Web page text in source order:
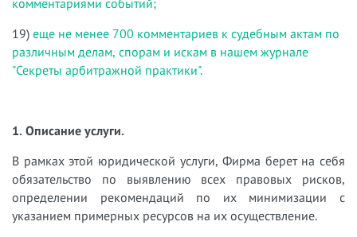
комментариями событий;
19) еще не менее 700 комментариев к судебным актам по
различным делам, спорам и искам в нашем журнале
"Секреты арбитражной практики".
1. Описание услуги.
В рамках этой юридической услуги, Фирма берет на себя
обязательство по выявлению всех правовых рисков,
определении рекомендаций по их минимизации с
указанием примерных ресурсов на их осуществление.